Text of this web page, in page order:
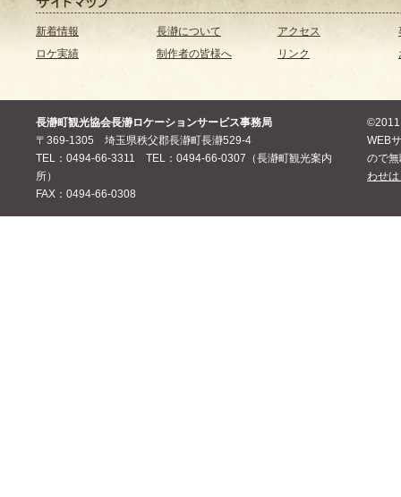
新着情報 長瀞について アクセス
ロケ実績
制作者の皆様へ リンク
長瀞町観光協会長瀞ロケーションサービス事務局
〒369-1305 埼玉県秩父郡長瀞町長瀞529-4
TEL：0494-66-3311 TEL：0494-66-0307（長瀞町観光案内
所）
FAX：0494-66-0308
©2011
WEB
ので
わせ